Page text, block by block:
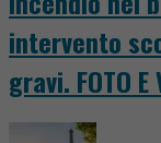
intervento
gravi. FOTO E